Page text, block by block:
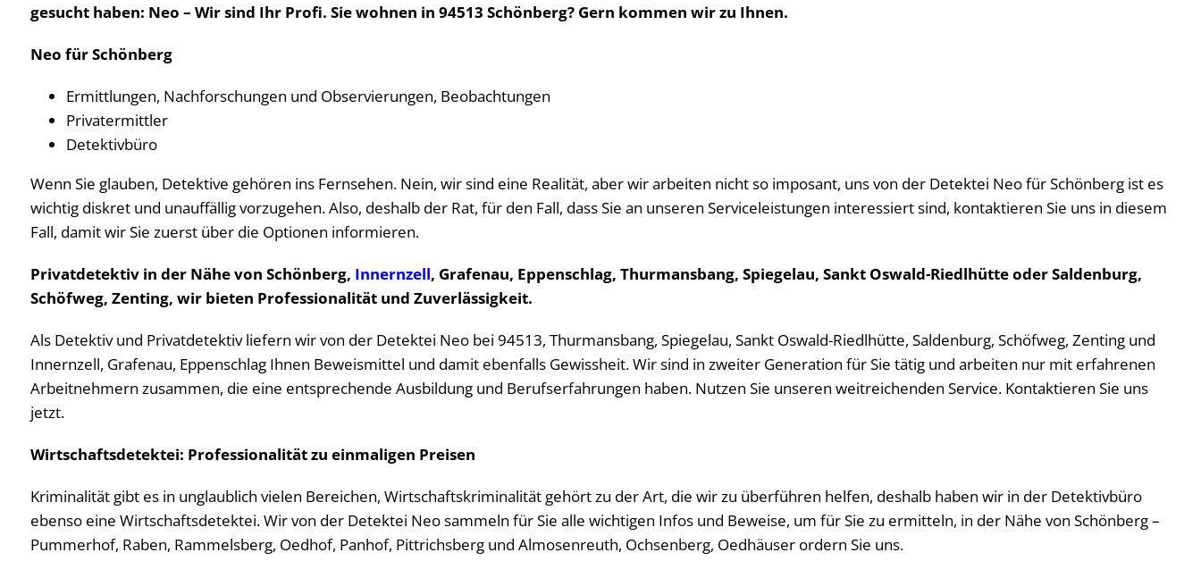
gesucht haben: Neo – Wir sind Ihr Profi. Sie wohnen in 94513 Schönberg? Gern kommen wir zu Ihnen.
Neo für Schönberg
Ermittlungen, Nachforschungen und Observierungen, Beobachtungen
Privatermittler
Detektivbüro
Wenn Sie glauben, Detektive gehören ins Fernsehen. Nein, wir sind eine Realität, aber wir arbeiten nicht so imposant, uns von der Detektei Neo für Schönberg ist es
wichtig diskret und unauffällig vorzugehen. Also, deshalb der Rat, für den Fall, dass Sie an unseren Serviceleistungen interessiert sind, kontaktieren Sie uns in diesem
Fall, damit wir Sie zuerst über die Optionen informieren.
Privatdetektiv in der Nähe von Schönberg, Innernzell, Grafenau, Eppenschlag, Thurmansbang, Spiegelau, Sankt Oswald-Riedlhütte oder Saldenburg,
Schöfweg, Zenting, wir bieten Professionalität und Zuverlässigkeit.
Als Detektiv und Privatdetektiv liefern wir von der Detektei Neo bei 94513, Thurmansbang, Spiegelau, Sankt Oswald-Riedlhütte, Saldenburg, Schöfweg, Zenting und
Innernzell, Grafenau, Eppenschlag Ihnen Beweismittel und damit ebenfalls Gewissheit. Wir sind in zweiter Generation für Sie tätig und arbeiten nur mit erfahrenen
Arbeitnehmern zusammen, die eine entsprechende Ausbildung und Berufserfahrungen haben. Nutzen Sie unseren weitreichenden Service. Kontaktieren Sie uns
jetzt.
Wirtschaftsdetektei: Professionalität zu einmaligen Preisen
Kriminalität gibt es in unglaublich vielen Bereichen, Wirtschaftskriminalität gehört zu der Art, die wir zu überführen helfen, deshalb haben wir in der Detektivbüro
ebenso eine Wirtschaftsdetektei. Wir von der Detektei Neo sammeln für Sie alle wichtigen Infos und Beweise, um für Sie zu ermitteln, in der Nähe von Schönberg –
Pummerhof, Raben, Rammelsberg, Oedhof, Panhof, Pittrichsberg und Almosenreuth, Ochsenberg, Oedhäuser ordern Sie uns.